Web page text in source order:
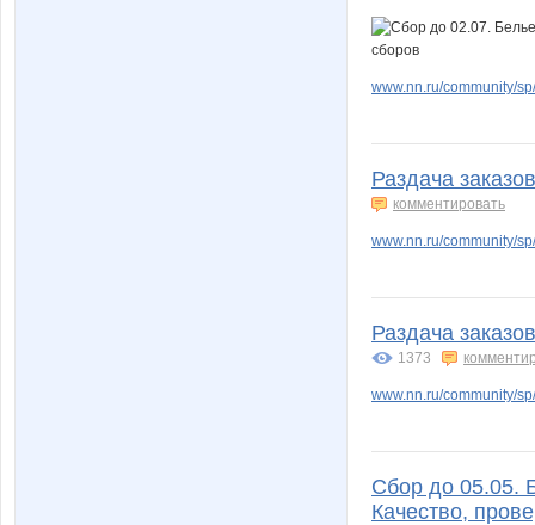
www.nn.ru/community/
Раздача
комментировать
www.nn.ru/community/
Раздача
1373
www.nn.ru/community/
Сбор до 05.05.
Качество,